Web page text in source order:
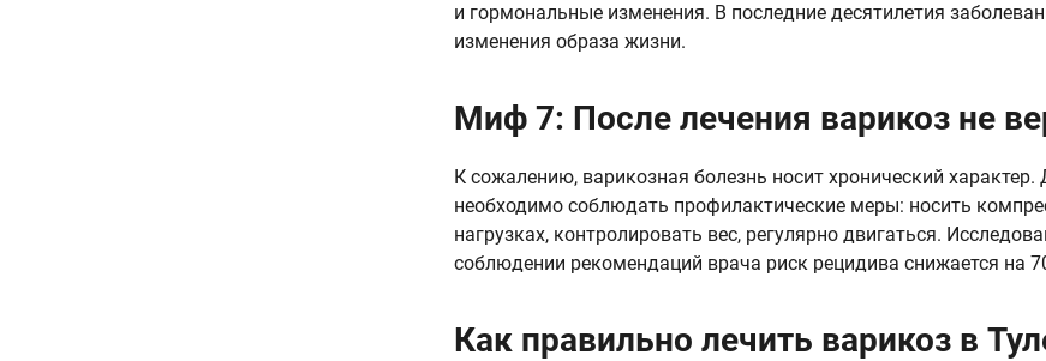
и гормональные изменения. В последние десятилетия
изменения образа жизни.
Миф 7: После лечения варикоз не
К сожалению, варикозная болезнь носит хронический
необходимо соблюдать профилактические меры: носить
нагрузках, контролировать вес, регулярно двигаться.
соблюдении рекомендаций врача риск рецидива снижается на
Как правильно лечить варикоз в